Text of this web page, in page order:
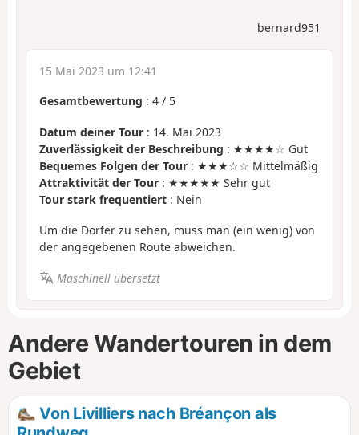
bernard951
15 Mai 2023 um 12:41
Gesamtbewertung : 4 / 5
Datum deiner Tour : 14. Mai 2023
Zuverlässigkeit der Beschreibung : ★★★★☆ Gut
Bequemes Folgen der Tour : ★★★☆☆ Mittelmäßig
Attraktivität der Tour : ★★★★★ Sehr gut
Tour stark frequentiert : Nein
Um die Dörfer zu sehen, muss man (ein wenig) von
der angegebenen Route abweichen.
Maschinell übersetzt
Andere Wandertouren in dem
Gebiet
Von Livilliers nach Bréançon als